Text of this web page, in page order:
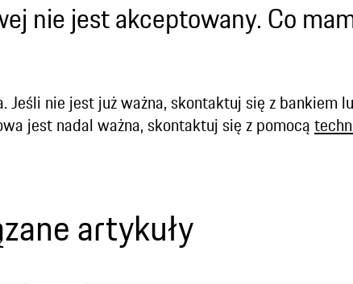
nie jest akceptowany. Co
nie jest już ważna, skontaktuj się z bankiem
jest nadal ważna, skontaktuj się z pomocą
artykuły